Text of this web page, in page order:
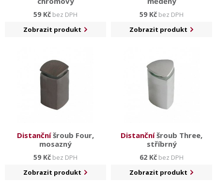
59 Kč bez DPH
Zobrazit produkt
59 Kč bez DPH
Zobrazit produkt
Distančníšroub Four,
mosazný
59 Kč bez DPH
Zobrazit produkt
Distančníšroub Three,
stříbrný
62 Kč bez DPH
Zobrazit produkt